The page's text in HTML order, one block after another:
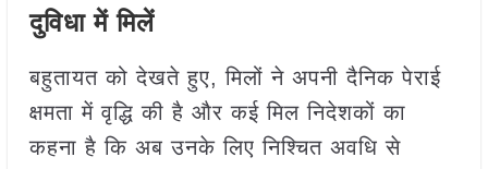
दुविधा में मिलें
बहुतायत को देखते हुए, मिलों ने अपनी दैनिक पेराई
क्षमता में वृद्धि की है और कई मिल निदेशकों का
कहना है कि अब उनके लिए निश्चित अवधि से